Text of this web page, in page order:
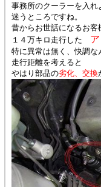
事務所のクーラーを入れ
迷うところですね。
昔からお世話になるお客
１４万キロ走行した
特に異常は無く、快調な
走行距離を考えると
やはり部品の劣化、交換